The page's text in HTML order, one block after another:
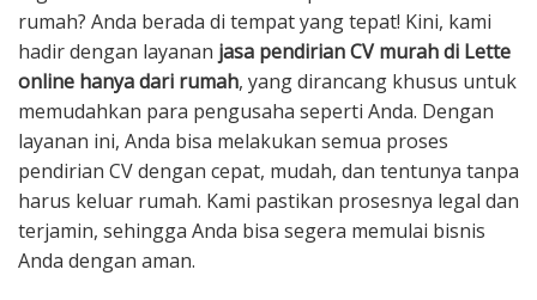
rumah? Anda berada di tempat yang tepat! Kini, kami
hadir dengan layanan jasa pendirian CV murah di Lette
online hanya dari rumah, yang dirancang khusus untuk
memudahkan para pengusaha seperti Anda. Dengan
layanan ini, Anda bisa melakukan semua proses
pendirian CV dengan cepat, mudah, dan tentunya tanpa
harus keluar rumah. Kami pastikan prosesnya legal dan
terjamin, sehingga Anda bisa segera memulai bisnis
Anda dengan aman.